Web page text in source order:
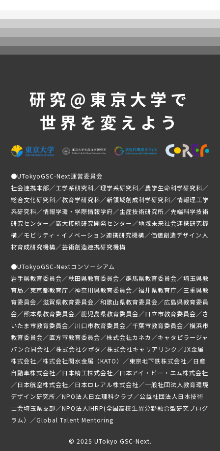
体験コース
よくあるご質問
これまでの活動・成果
講義映像
実績と成果
受講生の声
メンバー紹介
ニュース
募集要項
受講生専用ページ
研究@東京大学で
世界を変えよう
●UTokyoGSC-Next運営委員会
社会連携本部／工学系研究科／理学系研究科／農学生命科学研究科／
総合文化研究科／教育学研究科／新領域創成科学研究科／情報理工学
系研究科／情報学環・学際情報学府／生産技術研究所／先端科学技術
研究センター／高大接続研究開発センター／地域未来社会連携研究機
構／モビリティ・イノベーション連携研究機構／価値創造デザイン人
材育成研究機構／芸術創造連携研究機構
●UTokyoGSC-Nextコンソーシアム
岩手県教育委員会／秋田県教育委員会／群馬県教育委員会／埼玉県教
育局／東京都教育庁／神奈川県教育委員会／福井県教育庁／三重県教
育委員会／滋賀県教育委員会／和歌山県教育委員会／広島県教育委員
会／熊本県教育委員会／鹿児島県教育委員会／日立市教育委員会／さ
いたま市教育委員会／川口市教育委員会／千葉市教育委員会／横浜市
教育委員会／直方市教育委員会／株式会社カネカ／キャタピラージャ
パン合同会社／株式会社クボタ／株式会社キャリアリンク／JX金属
株式会社／株式会社関水金属（KATO）／東京地下鉄株式会社／日産
自動車株式会社／日本精工株式会社／日本アイ・ビー・エム株式会社
／日本航空株式会社／日本ロレアル株式会社／一般社団法人教育環境
デザイン研究所／NPO法人日立理科クラブ／公益社団法人日本技術
士会埼玉県支部／NPO法人IHRP(全国高校生異分野融合型研究プログ
ラム）／Global Talent Mentoring
© 2025 UTokyo GSC-Next.